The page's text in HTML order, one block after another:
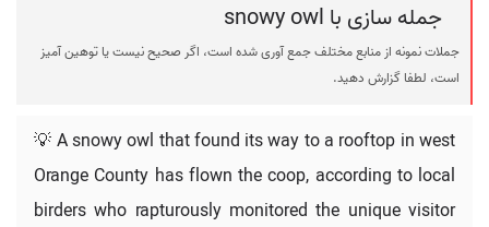
جمله سازی با snowy owl
جملات نمونه از منابع مختلف جمع آوری شده است، اگر صحیح نیست یا توهین آمیز
است، لطفا گزارش دهید.
💡 A snowy owl that found its way to a rooftop in west
Orange County has flown the coop, according to local
birders who rapturously monitored the unique visitor